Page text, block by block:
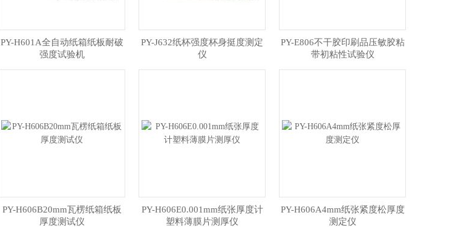
PY-H601A全自动纸箱纸板耐破
强度试验机
PY-J632纸杯强度杯身挺度测定
仪
PY-E806不干胶印刷品压敏胶粘
带初粘性试验仪
PY-H606B20mm瓦楞纸箱纸板
厚度测试仪
PY-H606E0.001mm纸张厚度计
塑料薄膜片测厚仪
PY-H606A4mm纸张紧度松厚度
测定仪